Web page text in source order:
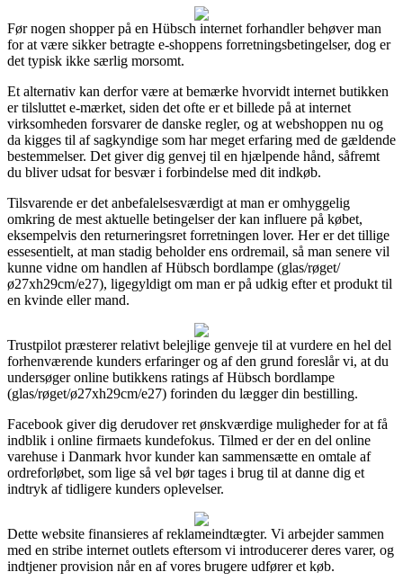
Før nogen shopper på en Hübsch internet forhandler behøver man
for at være sikker betragte e-shoppens forretningsbetingelser, dog er
det typisk ikke særlig morsomt.
Et alternativ kan derfor være at bemærke hvorvidt internet butikken
er tilsluttet e-mærket, siden det ofte er et billede på at internet
virksomheden forsvarer de danske regler, og at webshoppen nu og
da kigges til af sagkyndige som har meget erfaring med de gældende
bestemmelser. Det giver dig genvej til en hjælpende hånd, såfremt
du bliver udsat for besvær i forbindelse med dit indkøb.
Tilsvarende er det anbefalelsesværdigt at man er omhyggelig
omkring de mest aktuelle betingelser der kan influere på købet,
eksempelvis den returneringsret forretningen lover. Her er det tillige
essesentielt, at man stadig beholder ens ordremail, så man senere vil
kunne vidne om handlen af Hübsch bordlampe (glas/røget/
ø27xh29cm/e27), ligegyldigt om man er på udkig efter et produkt til
en kvinde eller mand.
Trustpilot præsterer relativt belejlige genveje til at vurdere en hel del
forhenværende kunders erfaringer og af den grund foreslår vi, at du
undersøger online butikkens ratings af Hübsch bordlampe
(glas/røget/ø27xh29cm/e27) forinden du lægger din bestilling.
Facebook giver dig derudover ret ønskværdige muligheder for at få
indblik i online firmaets kundefokus. Tilmed er der en del online
varehuse i Danmark hvor kunder kan sammensætte en omtale af
ordreforløbet, som lige så vel bør tages i brug til at danne dig et
indtryk af tidligere kunders oplevelser.
Dette website finansieres af reklameindtægter. Vi arbejder sammen
med en stribe internet outlets eftersom vi introducerer deres varer, og
indtjener provision når en af vores brugere udfører et køb.